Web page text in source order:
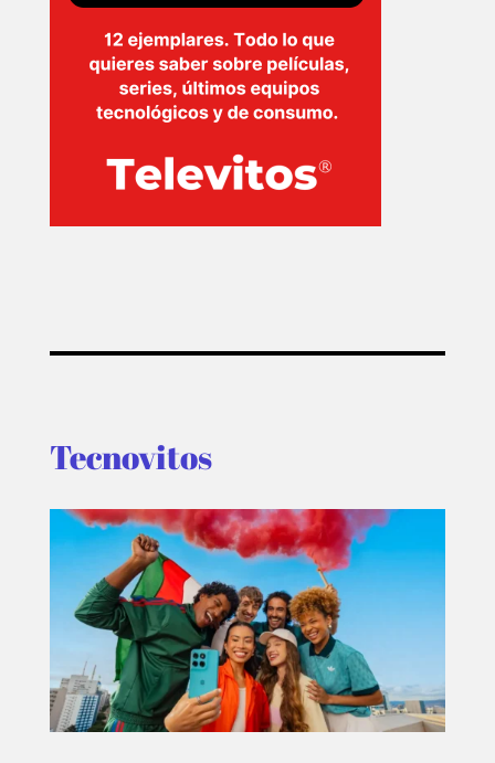
INICIO
Tecnovitos